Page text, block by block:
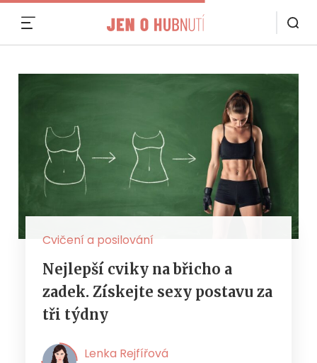
Cvičení a posilování
Nejlepší cviky na břicho a
zadek. Získejte sexy postavu za
tři týdny
Lenka Rejfířová